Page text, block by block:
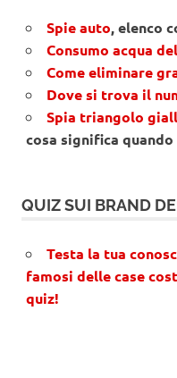
Spie auto, elenco
Consumo acqua
Come eliminare
Dove si trova il
Spia triangolo
cosa significa quando
QUIZ SUI BRAND
Testa la tua
famosi delle case
quiz!